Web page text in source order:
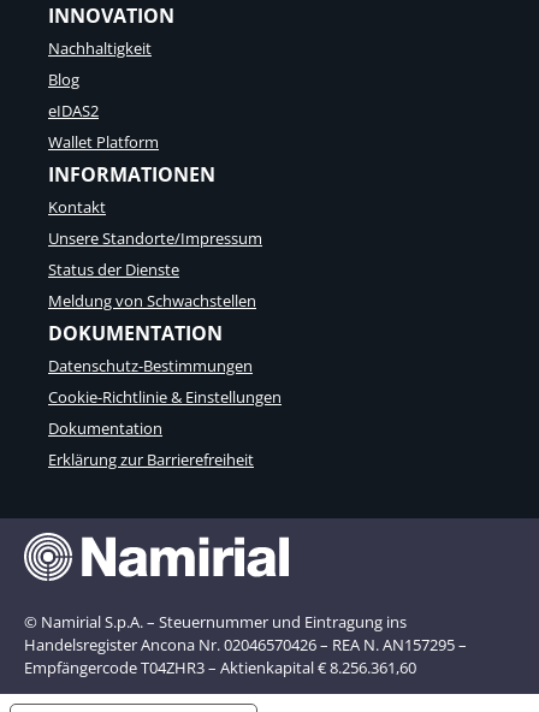
INNOVATION
Nachhaltigkeit
Blog
eIDAS2
Wallet Platform
INFORMATIONEN
Kontakt
Unsere Standorte/Impressum
Status der Dienste
Meldung von Schwachstellen
DOKUMENTATION
Datenschutz-Bestimmungen
Cookie-Richtlinie & Einstellungen
Dokumentation
Erklärung zur Barrierefreiheit
© Namirial S.p.A. – Steuernummer und Eintragung ins
Handelsregister Ancona Nr. 02046570426 – REA N. AN157295 –
Empfängercode T04ZHR3 – Aktienkapital € 8.256.361,60